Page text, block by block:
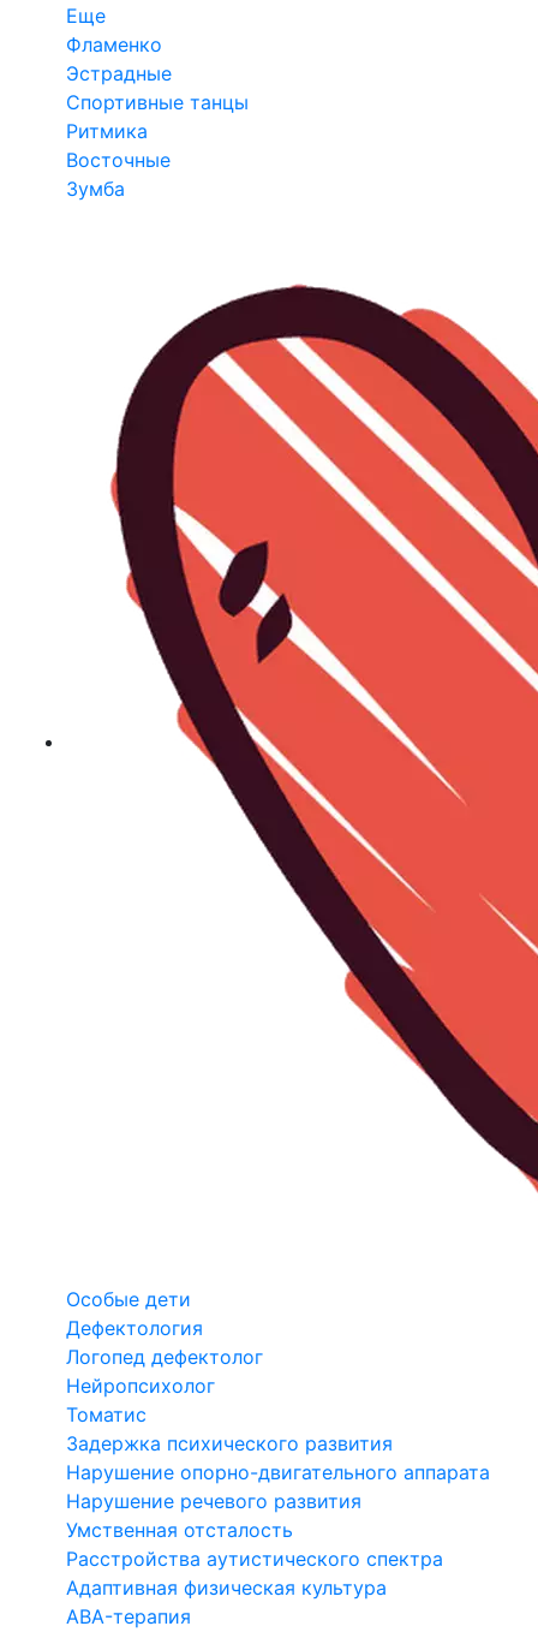
Еще
Фламенко
Эстрадные
Спортивные танцы
Ритмика
Восточные
Зумба
Особые дети
Дефектология
Логопед дефектолог
Нейропсихолог
Томатис
Задержка психического развития
Нарушение опорно-двигательного аппарата
Нарушение речевого развития
Умственная отсталость
Расстройства аутистического спектра
Адаптивная физическая культура
ABA-терапия